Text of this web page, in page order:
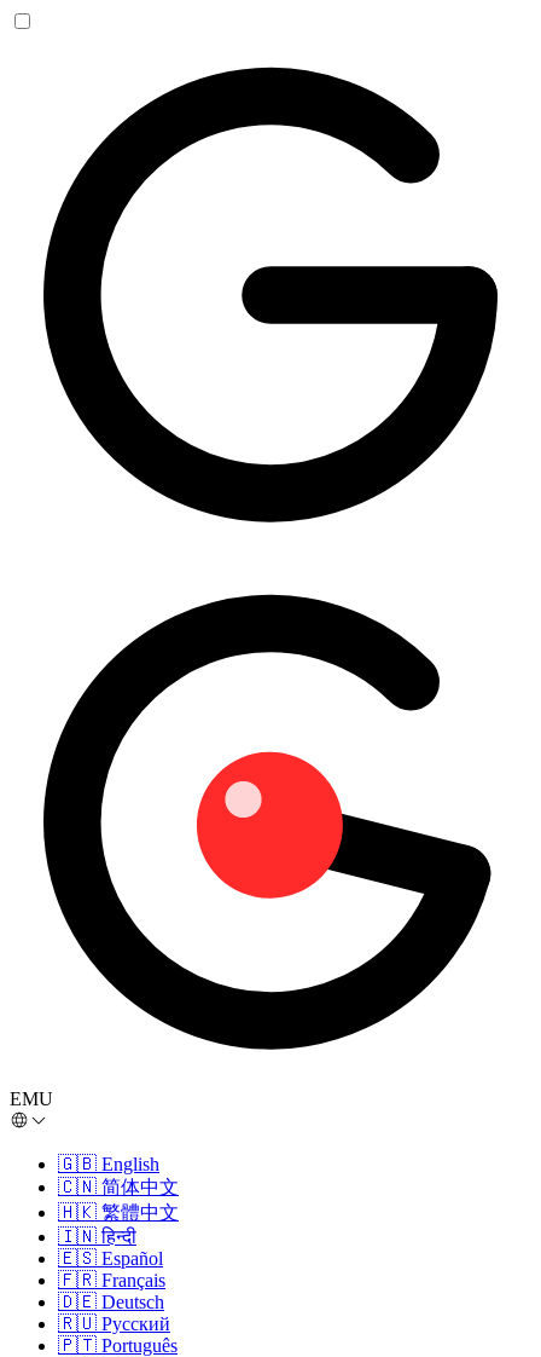
EMU
🇬🇧 English
🇨🇳 简体中文
🇭🇰 繁體中文
🇮🇳 हिन्दी
🇪🇸 Español
🇫🇷 Français
🇩🇪 Deutsch
🇷🇺 Русский
🇵🇹 Português